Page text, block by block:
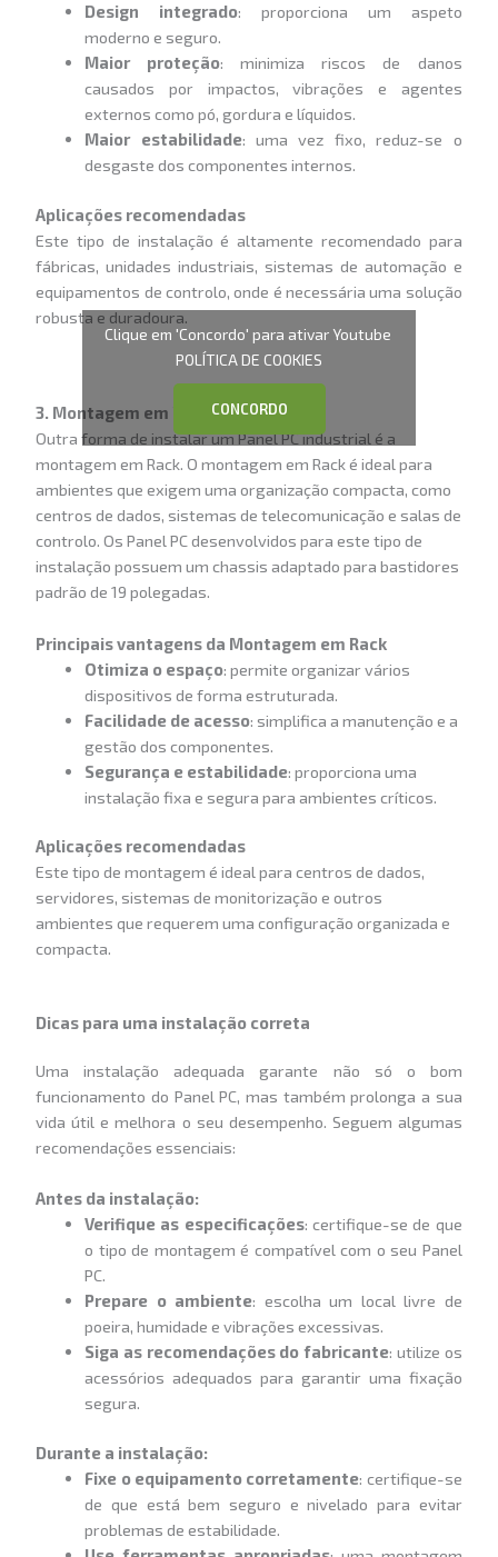
Design integrado: proporciona um aspeto
moderno e seguro.
Maior proteção: minimiza riscos de danos
causados por impactos, vibrações e agentes
externos como pó, gordura e líquidos.
Maior estabilidade: uma vez fixo, reduz-se o
desgaste dos componentes internos.
Aplicações recomendadas
Este tipo de instalação é altamente recomendado para
fábricas, unidades industriais, sistemas de automação e
equipamentos de controlo, onde é necessária uma solução
robusta e duradoura.
Clique em 'Concordo' para ativar Youtube
POLÍTICA DE COOKIES
CONCORDO
3. Montagem em Rack
Outra forma de instalar um Panel PC industrial é a
montagem em Rack. O montagem em Rack é ideal para
ambientes que exigem uma organização compacta, como
centros de dados, sistemas de telecomunicação e salas de
controlo. Os Panel PC desenvolvidos para este tipo de
instalação possuem um chassis adaptado para bastidores
padrão de 19 polegadas.
Principais vantagens da Montagem em Rack
Otimiza o espaço: permite organizar vários
dispositivos de forma estruturada.
Facilidade de acesso: simplifica a manutenção e a
gestão dos componentes.
Segurança e estabilidade: proporciona uma
instalação fixa e segura para ambientes críticos.
Aplicações recomendadas
Este tipo de montagem é ideal para centros de dados,
servidores, sistemas de monitorização e outros
ambientes que requerem uma configuração organizada e
compacta.
Dicas para uma instalação correta
Uma instalação adequada garante não só o bom
funcionamento do Panel PC, mas também prolonga a sua
vida útil e melhora o seu desempenho. Seguem algumas
recomendações essenciais:
Antes da instalação:
Verifique as especificações: certifique-se de que
o tipo de montagem é compatível com o seu Panel
PC.
Prepare o ambiente: escolha um local livre de
poeira, humidade e vibrações excessivas.
Siga as recomendações do fabricante: utilize os
acessórios adequados para garantir uma fixação
segura.
Durante a instalação:
Fixe o equipamento corretamente: certifique-se
de que está bem seguro e nivelado para evitar
problemas de estabilidade.